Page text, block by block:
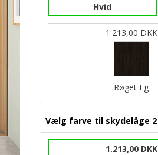
Hvid
1.213,00 DKK
Røget Eg
Vælg farve til skydelåge 2
1.213,00 DKK